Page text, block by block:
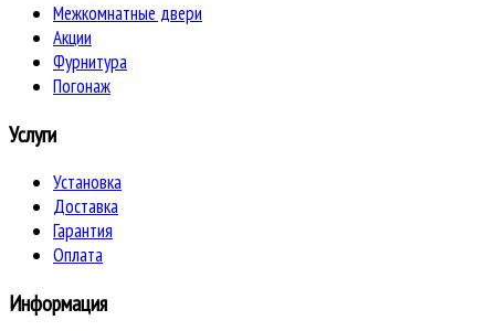
Межкомнатные двери
Акции
Фурнитура
Погонаж
Услуги
Установка
Доставка
Гарантия
Оплата
Информация